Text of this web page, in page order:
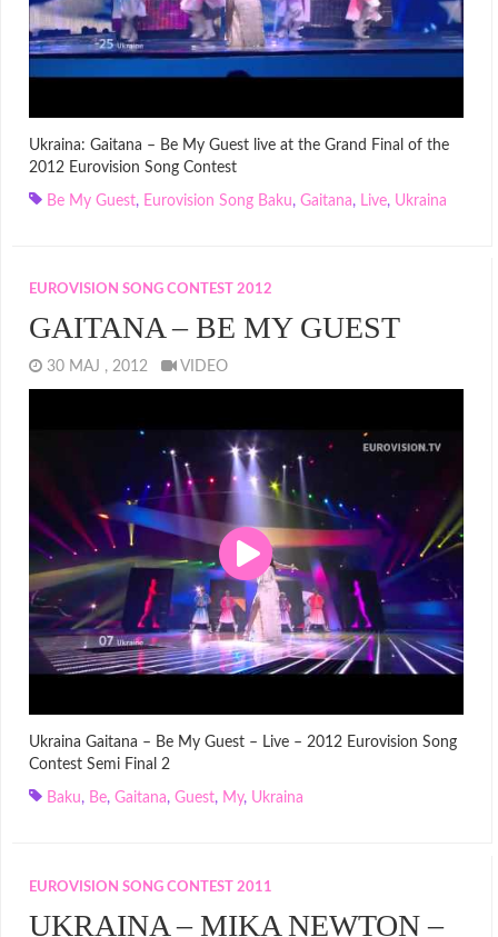
Ukraina: Gaitana – Be My Guest live at the Grand Final of the
2012 Eurovision Song Contest
Be My Guest, Eurovision Song Baku, Gaitana, Live, Ukraina
EUROVISION SONG CONTEST 2012
GAITANA – BE MY GUEST
30 MAJ , 2012 VIDEO
Ukraina Gaitana – Be My Guest – Live – 2012 Eurovision Song
Contest Semi Final 2
Baku, Be, Gaitana, Guest, My, Ukraina
EUROVISION SONG CONTEST 2011
UKRAINA – MIKA NEWTON –